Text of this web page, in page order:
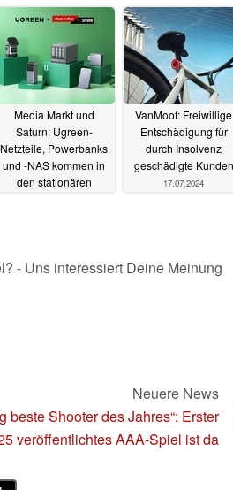
Media Markt und
Saturn: Ugreen-
Netzteile, Powerbanks
und -NAS kommen in
den stationären
VanMoof: Freiwillige
Entschädigung für
durch Insolvenz
geschädigte Kunden
17.07.2024
- Uns interessiert Deine Meinung
Neuere News
beste Shooter des Jahres“: Erster
veröffentlichtes AAA-Spiel ist da